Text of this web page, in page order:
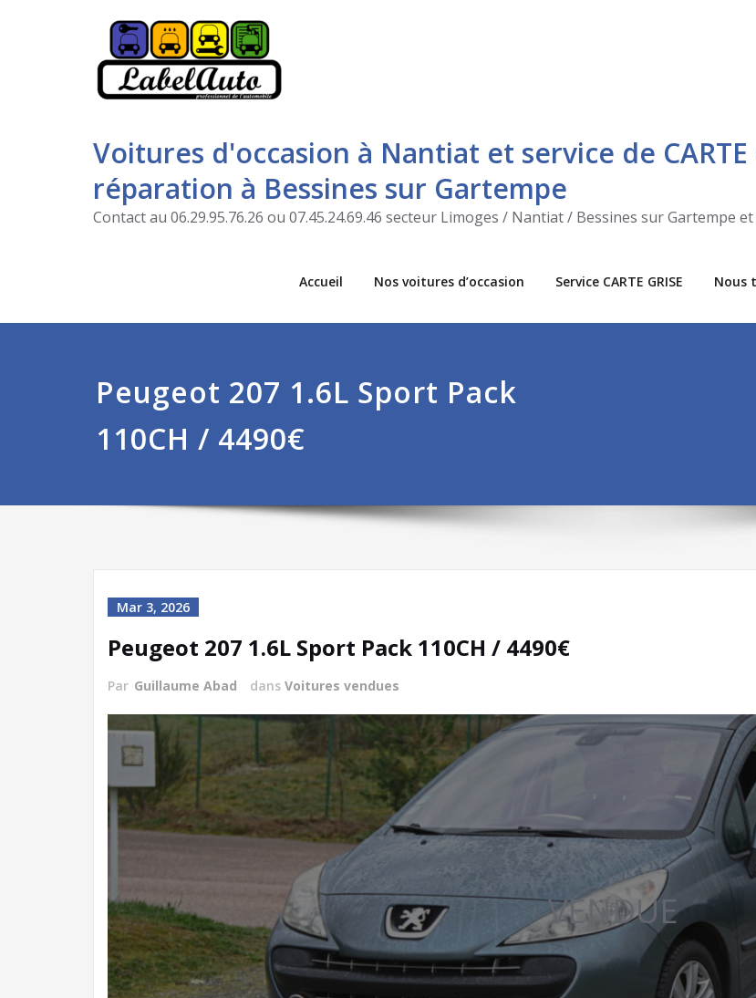
Voitures d'occasion à Nantiat et service de CARTE
réparation à Bessines sur Gartempe
Contact au 06.29.95.76.26 ou 07.45.24.69.46 secteur Limoges / Nantiat / Bessines sur Gartempe
Accueil Nos voitures d’occasion Service CARTE GRISE Nous
Peugeot 207 1.6L Sport Pack
110CH / 4490€
Mar 3, 2026
Peugeot 207 1.6L Sport Pack 110CH / 4490€
Par Guillaume Abad dans Voitures vendues
VENDUE